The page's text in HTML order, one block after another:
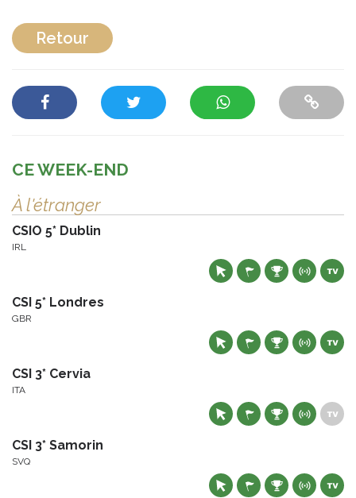
Retour
CE WEEK-END
À l'étranger
CSIO 5* Dublin
IRL
CSI 5* Londres
GBR
CSI 3* Cervia
ITA
CSI 3* Samorin
SVQ